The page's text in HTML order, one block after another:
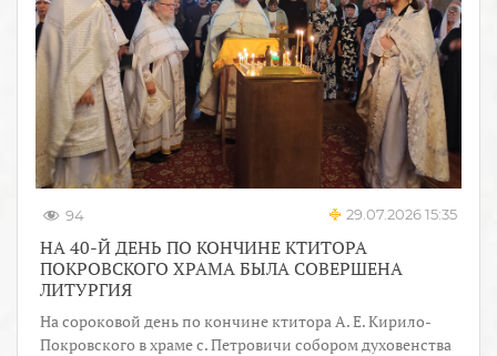
94 29.07.2026 15:35
НА 40-Й ДЕНЬ ПО КОНЧИНЕ КТИТОРА
ПОКРОВСКОГО ХРАМА БЫЛА СОВЕРШЕНА
ЛИТУРГИЯ
На сороковой день по кончине ктитора А. Е. Кирило-
Покровского в храме с. Петровичи собором духовенства